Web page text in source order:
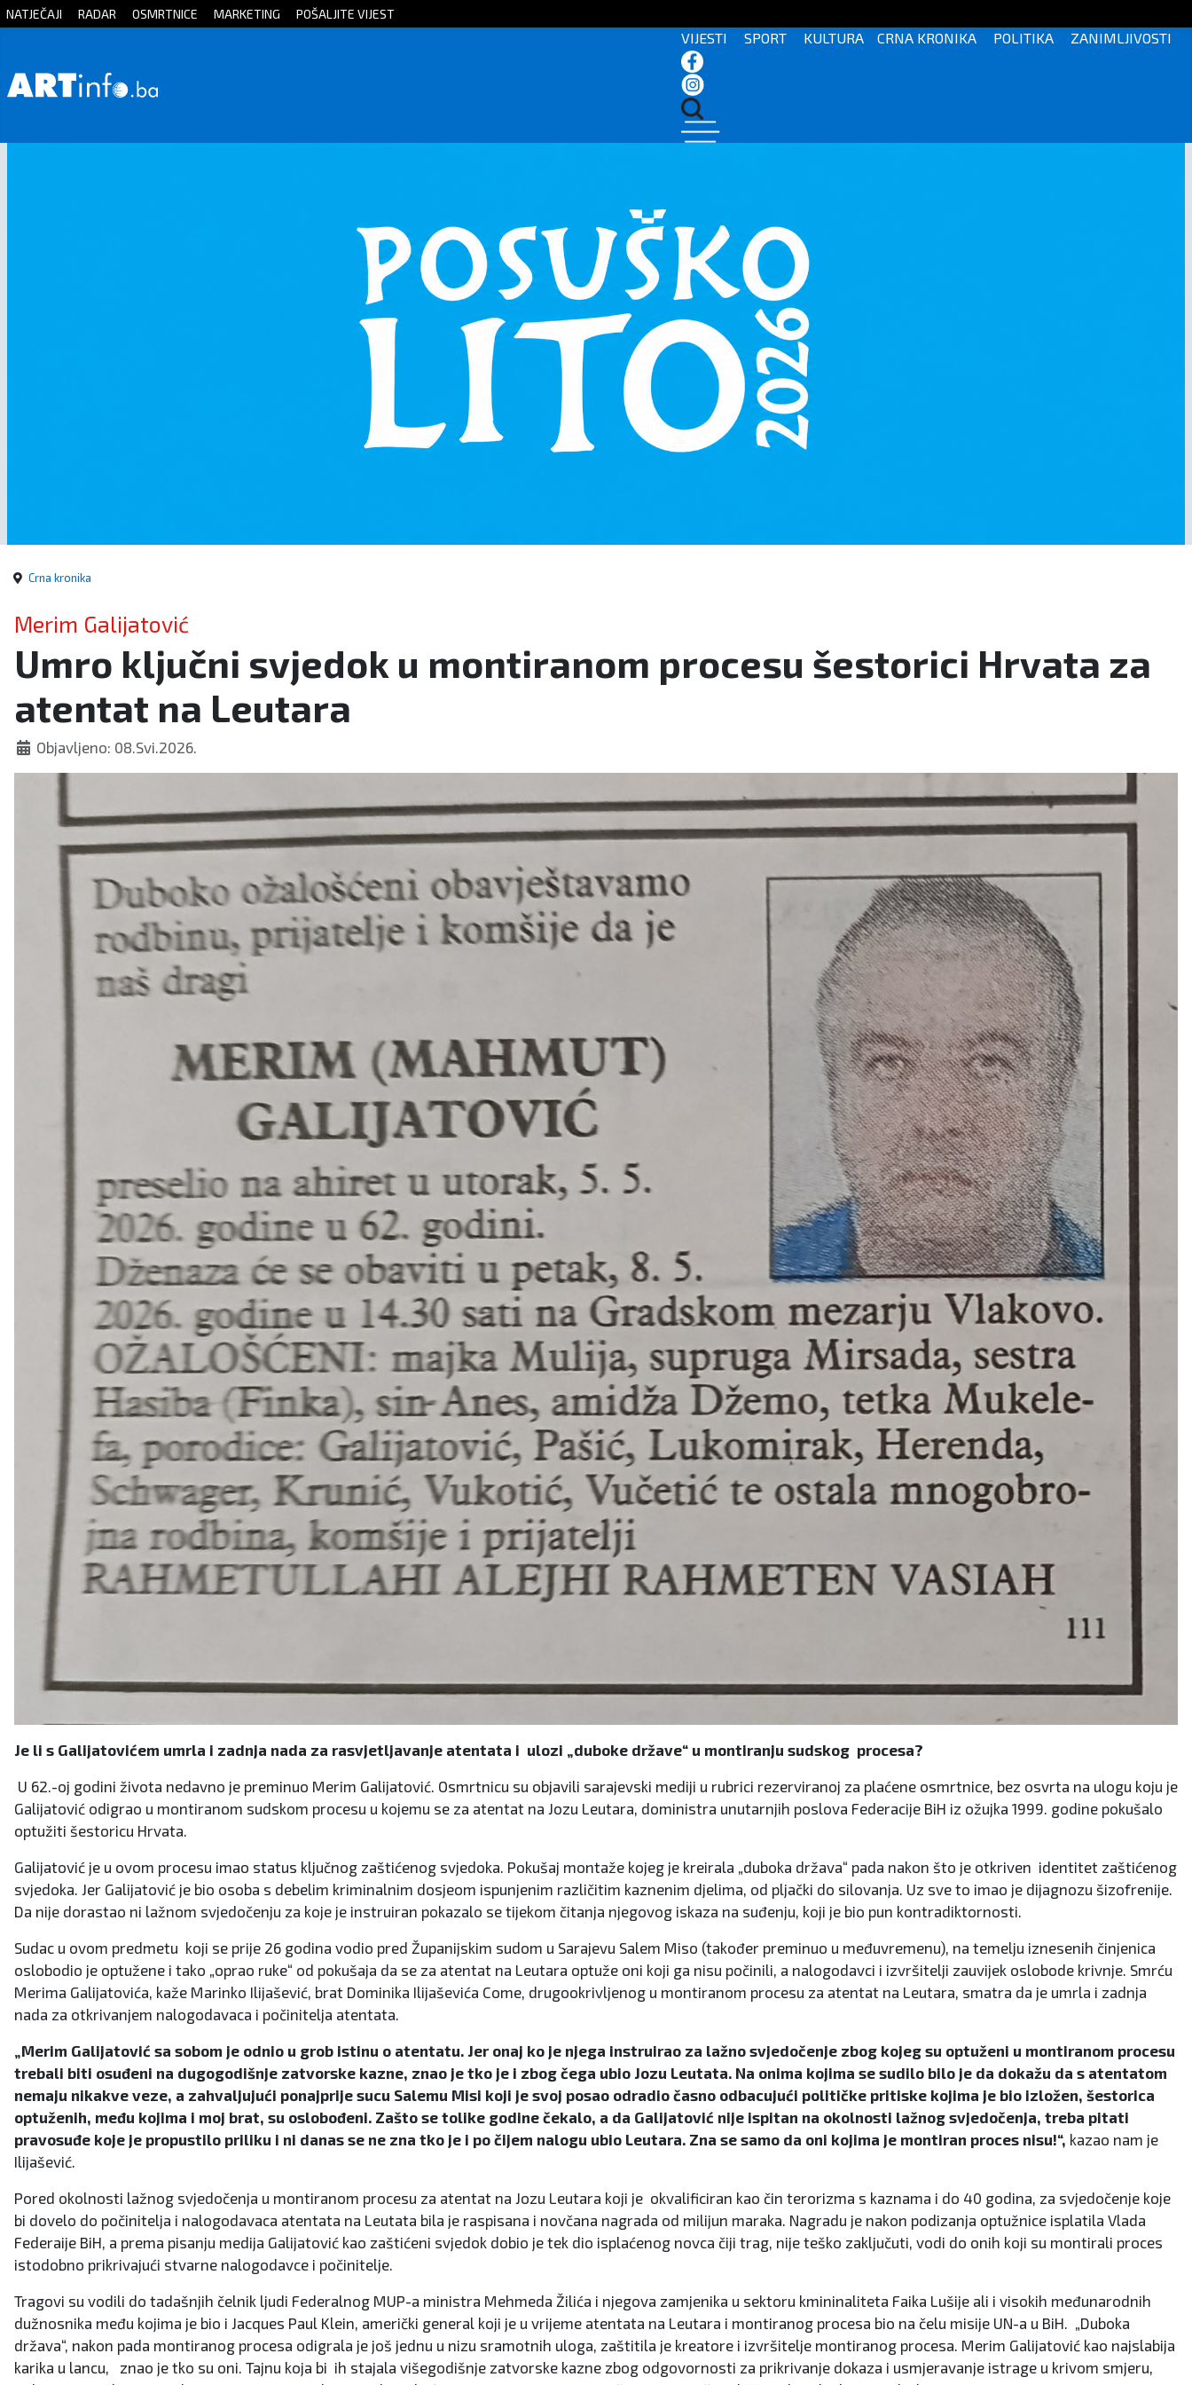
Početna
NATJEČAJI RADAR OSMRTNICE MARKETING POŠALJITE VIJEST
VIJESTI SPORT KULTURA CRNA KRONIKA POLITIKA ZANIMLJIVOSTI
Crna kronika
Merim Galijatović
Umro ključni svjedok u montiranom procesu šestorici Hrvata za
atentat na Leutara
Objavljeno: 08.Svi.2026.
Je li s Galijatovićem umrla i zadnja nada za rasvjetljavanje atentata i ulozi „duboke države“ u montiranju sudskog procesa?
U 62.-oj godini života nedavno je preminuo Merim Galijatović. Osmrtnicu su objavili sarajevski mediji u rubrici rezerviranoj za plaćene osmrtnice, bez osvrta na ulogu koju je
Galijatović odigrao u montiranom sudskom procesu u kojemu se za atentat na Jozu Leutara, doministra unutarnjih poslova Federacije BiH iz ožujka 1999. godine pokušalo
optužiti šestoricu Hrvata.
Galijatović je u ovom procesu imao status ključnog zaštićenog svjedoka. Pokušaj montaže kojeg je kreirala „duboka država“ pada nakon što je otkriven identitet zaštićenog
svjedoka. Jer Galijatović je bio osoba s debelim kriminalnim dosjeom ispunjenim različitim kaznenim djelima, od pljački do silovanja. Uz sve to imao je dijagnozu šizofrenije.
Da nije dorastao ni lažnom svjedočenju za koje je instruiran pokazalo se tijekom čitanja njegovog iskaza na suđenju, koji je bio pun kontradiktornosti.
Sudac u ovom predmetu koji se prije 26 godina vodio pred Županijskim sudom u Sarajevu Salem Miso (također preminuo u međuvremenu), na temelju iznesenih činjenica
oslobodio je optužene i tako „oprao ruke“ od pokušaja da se za atentat na Leutara optuže oni koji ga nisu počinili, a nalogodavci i izvršitelji zauvijek oslobode krivnje. Smrću
Merima Galijatovića, kaže Marinko Ilijašević, brat Dominika Ilijaševića Come, drugookrivljenog u montiranom procesu za atentat na Leutara, smatra da je umrla i zadnja
nada za otkrivanjem nalogodavaca i počinitelja atentata.
„Merim Galijatović sa sobom je odnio u grob istinu o atentatu. Jer onaj ko je njega instruirao za lažno svjedočenje zbog kojeg su optuženi u montiranom procesu
trebali biti osuđeni na dugogodišnje zatvorske kazne, znao je tko je i zbog čega ubio Jozu Leutata. Na onima kojima se sudilo bilo je da dokažu da s atentatom
nemaju nikakve veze, a zahvaljujući ponajprije sucu Salemu Misi koji je svoj posao odradio časno odbacujući političke pritiske kojima je bio izložen, šestorica
optuženih, među kojima i moj brat, su oslobođeni. Zašto se tolike godine čekalo, a da Galijatović nije ispitan na okolnosti lažnog svjedočenja, treba pitati
pravosuđe koje je propustilo priliku i ni danas se ne zna tko je i po čijem nalogu ubio Leutara. Zna se samo da oni kojima je montiran proces nisu!“, kazao nam je
Ilijašević.
Pored okolnosti lažnog svjedočenja u montiranom procesu za atentat na Jozu Leutara koji je okvalificiran kao čin terorizma s kaznama i do 40 godina, za svjedočenje koje
bi dovelo do počinitelja i nalogodavaca atentata na Leutata bila je raspisana i novčana nagrada od milijun maraka. Nagradu je nakon podizanja optužnice isplatila Vlada
Federaije BiH, a prema pisanju medija Galijatović kao zaštićeni svjedok dobio je tek dio isplaćenog novca čiji trag, nije teško zaključuti, vodi do onih koji su montirali proces
istodobno prikrivajući stvarne nalogodavce i počinitelje.
Tragovi su vodili do tadašnjih čelnik ljudi Federalnog MUP-a ministra Mehmeda Žilića i njegova zamjenika u sektoru kmininaliteta Faika Lušije ali i visokih međunarodnih
dužnosnika među kojima je bio i Jacques Paul Klein, američki general koji je u vrijeme atentata na Leutara i montiranog procesa bio na čelu misije UN-a u BiH. „Duboka
država“, nakon pada montiranog procesa odigrala je još jednu u nizu sramotnih uloga, zaštitila je kreatore i izvršitelje montiranog procesa. Merim Galijatović kao najslabija
karika u lancu, znao je tko su oni. Tajnu koja bi ih stajala višegodišnje zatvorske kazne zbog odgovornosti za prikrivanje dokaza i usmjeravanje istrage u krivom smjeru,